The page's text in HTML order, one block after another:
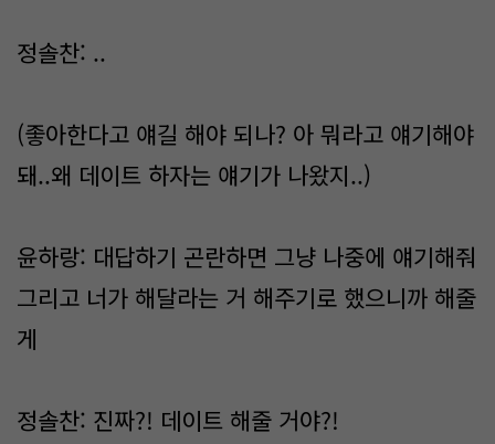
정솔찬: ..
(좋아한다고 얘길 해야 되나? 아 뭐라고 얘기해야
돼..왜 데이트 하자는 얘기가 나왔지..)
윤하랑: 대답하기 곤란하면 그냥 나중에 얘기해줘
그리고 너가 해달라는 거 해주기로 했으니까 해줄
게
정솔찬: 진짜?! 데이트 해줄 거야?!